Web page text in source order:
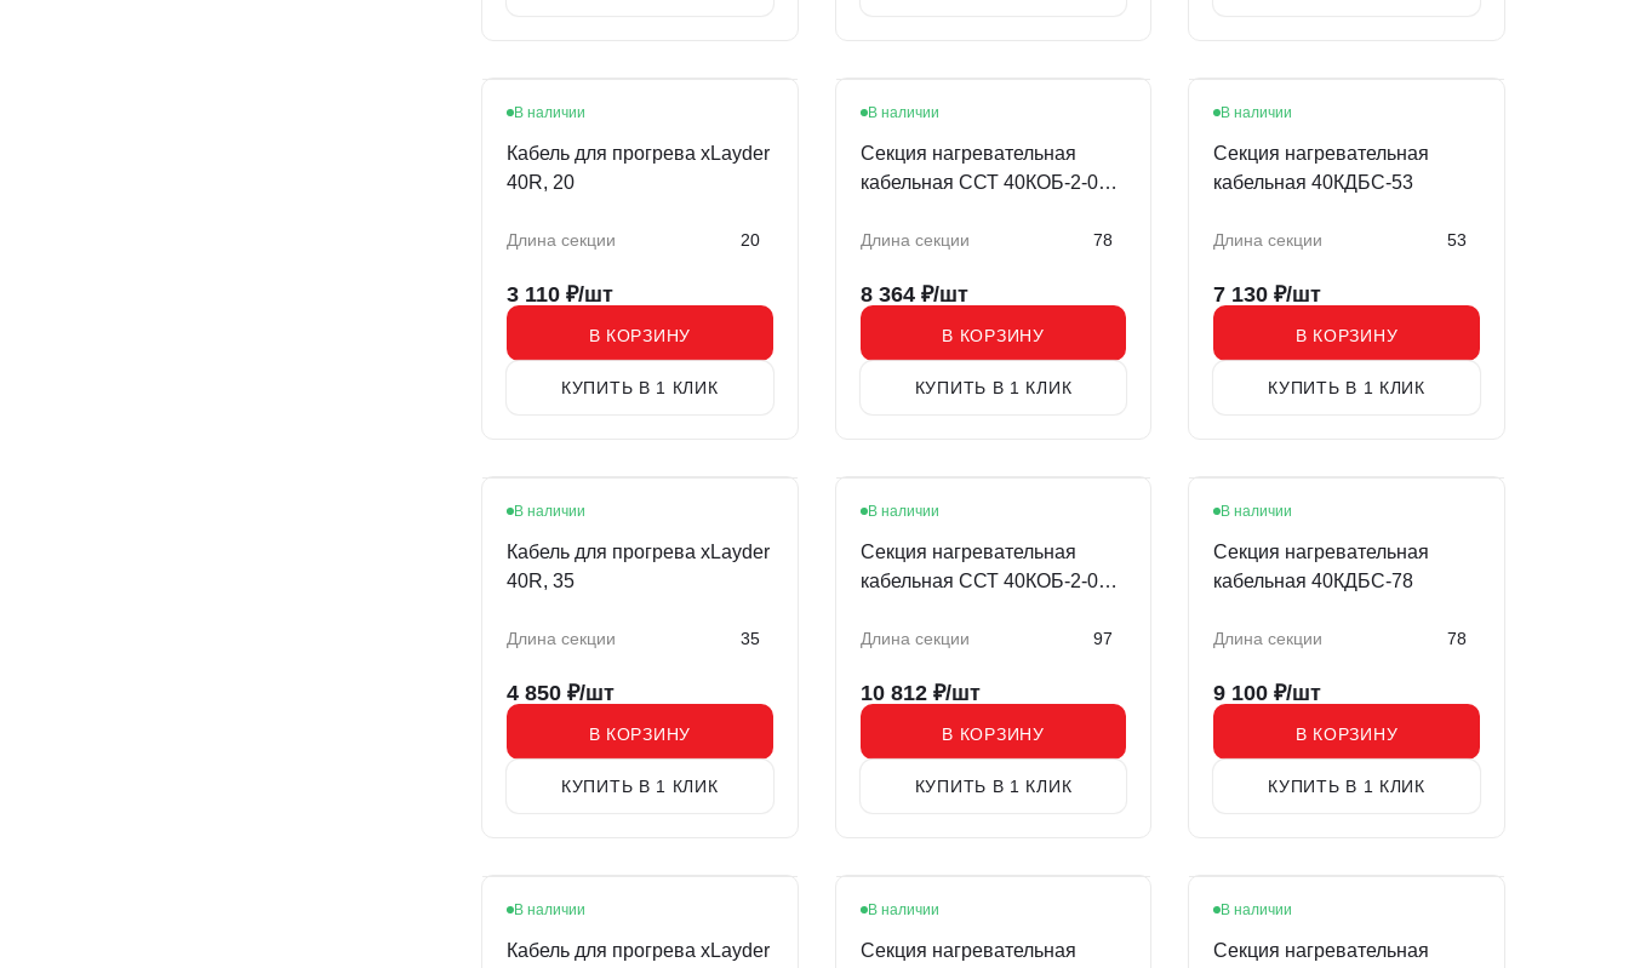
В наличии
Кабель для прогрева xLayder
40R, 20
Длина секции 20
3 110 ₽/шт
В КОРЗИНУ
КУПИТЬ В 1 КЛИК
В наличии
Секция нагревательная
кабельная ССТ 40КОБ-2-01-
Длина секции 78
8 364 ₽/шт
В КОРЗИНУ
КУПИТЬ В 1 КЛИК
В наличии
Секция нагревательная
кабельная 40КДБС-53
Длина секции 53
7 130 ₽/шт
В КОРЗИНУ
КУПИТЬ В 1 КЛИК
В наличии
Кабель для прогрева xLayder
40R, 35
Длина секции 35
4 850 ₽/шт
В КОРЗИНУ
КУПИТЬ В 1 КЛИК
В наличии
Секция нагревательная
кабельная ССТ 40КОБ-2-01-
Длина секции 97
10 812 ₽/шт
В КОРЗИНУ
КУПИТЬ В 1 КЛИК
В наличии
Секция нагревательная
кабельная 40КДБС-78
Длина секции 78
9 100 ₽/шт
В КОРЗИНУ
КУПИТЬ В 1 КЛИК
В наличии
Кабель для прогрева xLayder
В наличии
Секция нагревательная
В наличии
Секция нагревательная